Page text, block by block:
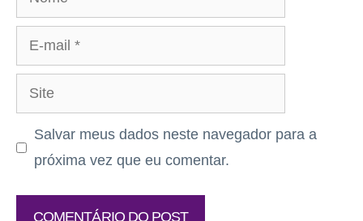
mail
Site
Salvar meus dados neste navegador para a
próxima vez que eu comentar.